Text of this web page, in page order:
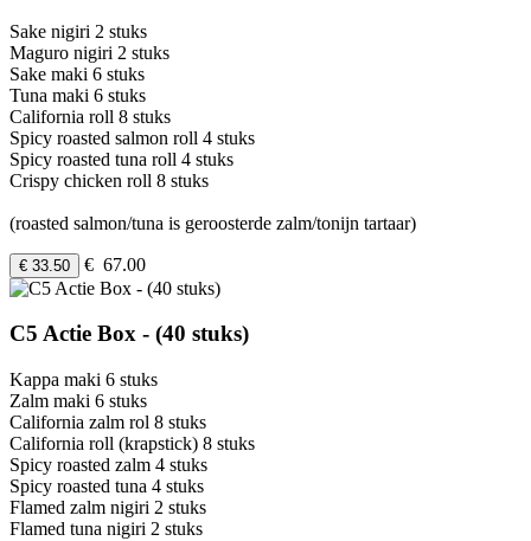
Sake nigiri 2 stuks
Maguro nigiri 2 stuks
Sake maki 6 stuks
Tuna maki 6 stuks
California roll 8 stuks
Spicy roasted salmon roll 4 stuks
Spicy roasted tuna roll 4 stuks
Crispy chicken roll 8 stuks
(roasted salmon/tuna is geroosterde zalm/tonijn tartaar)
€ 33.50 € 67.00
C5 Actie Box - (40 stuks)
Kappa maki 6 stuks
Zalm maki 6 stuks
California zalm rol 8 stuks
California roll (krapstick) 8 stuks
Spicy roasted zalm 4 stuks
Spicy roasted tuna 4 stuks
Flamed zalm nigiri 2 stuks
Flamed tuna nigiri 2 stuks